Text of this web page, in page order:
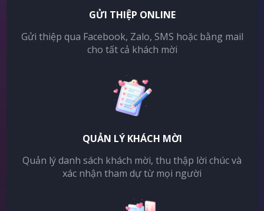
GỬI THIỆP ONLINE
Gửi thiệp qua Facebook, Zalo, SMS hoặc bằng mail
cho tất cả khách mời
QUẢN LÝ KHÁCH MỜI
Quản lý danh sách khách mời, thu thập lời chúc và
xác nhận tham dự từ mọi người